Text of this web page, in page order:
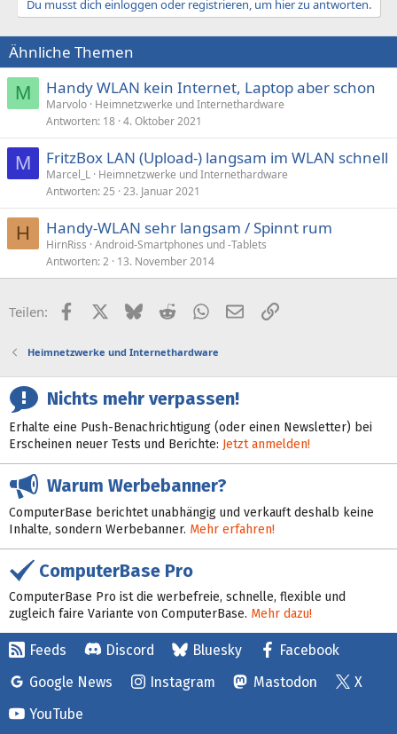
Du musst dich einloggen oder registrieren, um hier zu antworten.
Ähnliche Themen
M Handy WLAN kein Internet, Laptop aber schon
Marvolo Heimnetzwerke und Internethardware
Antworten 18 4. Oktober 2021
M FritzBox LAN (Upload-) langsam im WLAN schnell
Marcel_L Heimnetzwerke und Internethardware
Antworten 25 23. Januar 2021
H Handy-WLAN sehr langsam / Spinnt rum
HirnRiss Android-Smartphones und -Tablets
Antworten 2 13. November 2014
Teilen: FacebookX (Twitter)
BlueskyRedditWhatsApp
E-MailLink
Heimnetzwerke und Internethardware
Nichts mehr verpassen!
Erhalte eine Push-Benachrichtigung (oder einen Newsletter) bei
Erscheinen neuer Tests und Berichte: Jetzt anmelden!
Warum Werbebanner?
ComputerBase berichtet unabhängig und verkauft deshalb keine
Inhalte, sondern Werbebanner. Mehr erfahren!
ComputerBase Pro
ComputerBase Pro ist die werbefreie, schnelle, flexible und
zugleich faire Variante von ComputerBase. Mehr dazu!
Feeds Discord Bluesky
Facebook
Google News
Instagram Mastodon
X
YouTube